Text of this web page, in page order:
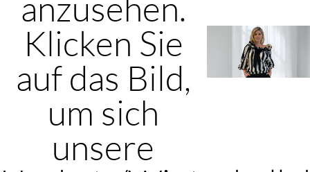
Klicken Sie
auf das Bild,
um sich
unsere